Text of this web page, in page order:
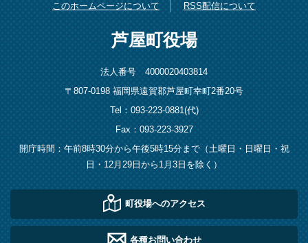
このホームページについて
RSS配信について
芦屋町役場
法人番号 4000020403814
〒807-0198 福岡県遠賀郡芦屋町幸町2番20号
Tel：093-223-0881(代)
Fax：093-223-3927
開庁時間：午前8時30分から午後5時15分まで（土曜日・日曜日・祝
日・12月29日から1月3日を除く）
町役場へのアクセス
各種お問い合わせ